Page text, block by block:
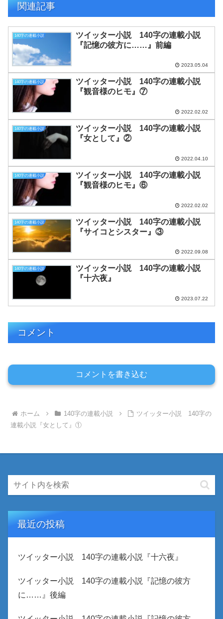
関連記事
140字の連載小説
ツイッター小説 140字の連載小説
『記憶の彼方に……』前編
2023.05.04
140字の連載小説
ツイッター小説 140字の連載小説
『観音様のヒモ』⑦
2022.02.02
140字の連載小説
ツイッター小説 140字の連載小説
『女として』②
2022.04.10
140字の連載小説
ツイッター小説 140字の連載小説
『観音様のヒモ』⑥
2022.02.02
140字の連載小説
ツイッター小説 140字の連載小説
『サイコとシスター』③
2022.09.08
140字の連載小説
ツイッター小説 140字の連載小説
『十六夜』
2023.07.22
コメント
コメントを書き込む
ホーム 140字の連載小説
ツイッター小説 140字の
連載小説『女として』①
最近の投稿
ツイッター小説 140字の連載小説『十六夜』
ツイッター小説 140字の連載小説『記憶の彼方
に……』後編